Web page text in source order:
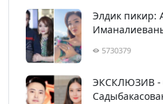
Элдик пикир:
5730379
ЭКСКЛЮЗИВ -